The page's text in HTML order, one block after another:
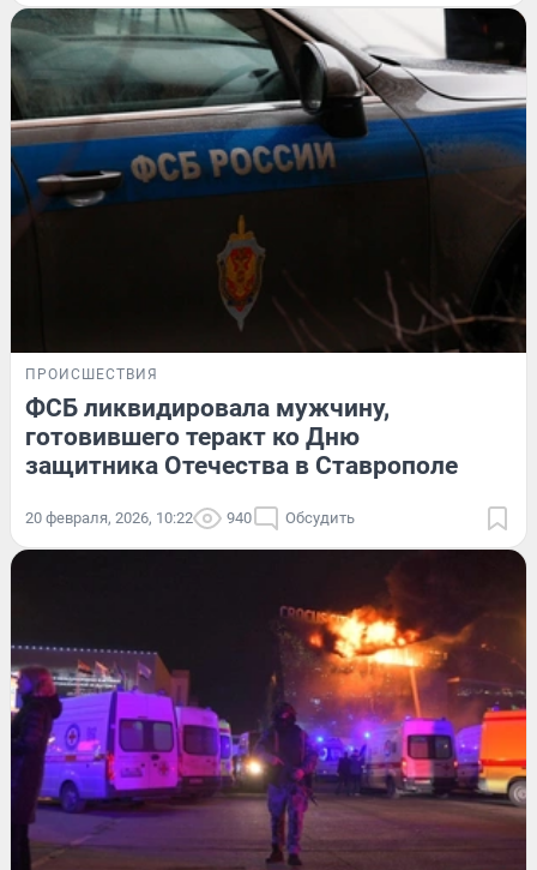
ПРОИСШЕСТВИЯ
ФСБ ликвидировала мужчину,
готовившего теракт ко Дню
защитника Отечества в Ставрополе
20 февраля, 2026, 10:22 940 Обсудить